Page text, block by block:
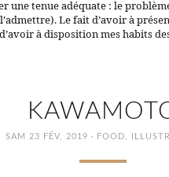
tenue adéquate : le
Le fait d’avoir à
à disposition mes habits
SAM 23 FÉV, 2019 · FOOD